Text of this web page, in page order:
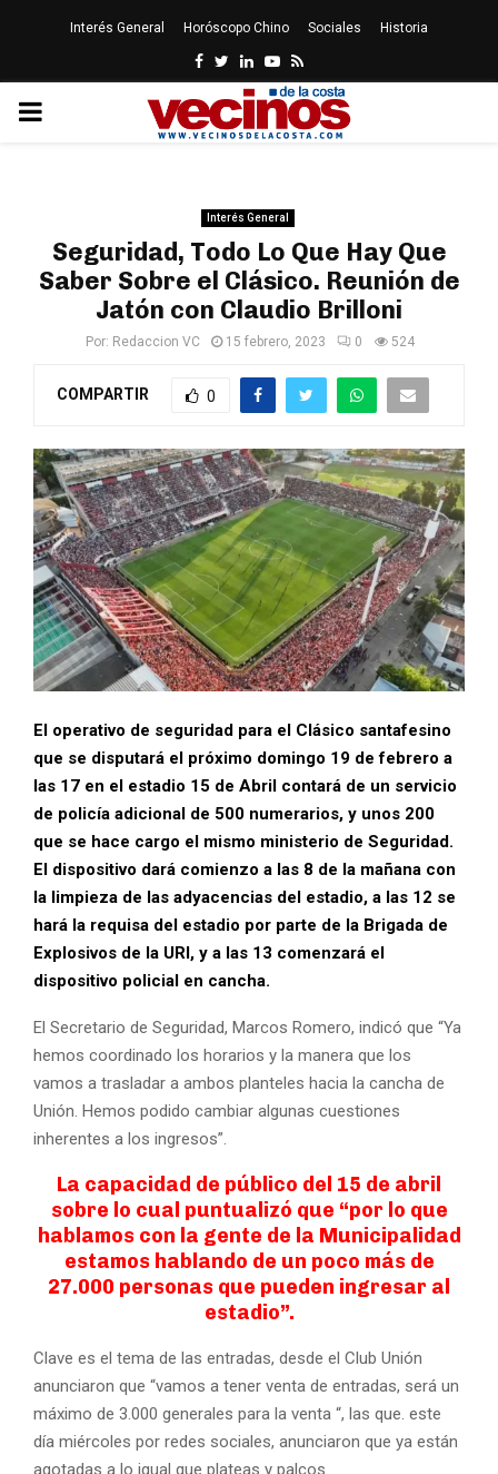
Interés General Horóscopo Chino Sociales Historia
Facebook
Twitter
LinkedinYoutube
Rss
PRIMARY
Interés General
Seguridad, Todo Lo Que Hay Que
Saber Sobre el Clásico. Reunión de
Jatón con Claudio Brilloni
Por: Redaccion VC 15 febrero, 2023 0 524
COMPARTIR 0
El operativo de seguridad para el Clásico santafesino
que se disputará el próximo domingo 19 de febrero a
las 17 en el estadio 15 de Abril contará de un servicio
de policía adicional de 500 numerarios, y unos 200
que se hace cargo el mismo ministerio de Seguridad.
El dispositivo dará comienzo a las 8 de la mañana con
la limpieza de las adyacencias del estadio, a las 12 se
hará la requisa del estadio por parte de la Brigada de
Explosivos de la URI, y a las 13 comenzará el
dispositivo policial en cancha.
El Secretario de Seguridad, Marcos Romero, indicó que “Ya
hemos coordinado los horarios y la manera que los
vamos a trasladar a ambos planteles hacia la cancha de
Unión. Hemos podido cambiar algunas cuestiones
inherentes a los ingresos”.
La capacidad de público del 15 de abril
sobre lo cual puntualizó que “por lo que
hablamos con la gente de la Municipalidad
estamos hablando de un poco más de
27.000 personas que pueden ingresar al
estadio”.
Clave es el tema de las entradas, desde el Club Unión
anunciaron que “vamos a tener venta de entradas, será un
máximo de 3.000 generales para la venta “, las que. este
día miércoles por redes sociales, anunciaron que ya están
agotadas a lo igual que plateas y palcos.